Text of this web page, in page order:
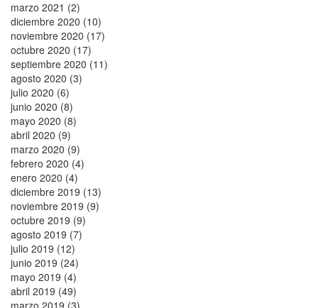
marzo 2021 (2)
diciembre 2020 (10)
noviembre 2020 (17)
octubre 2020 (17)
septiembre 2020 (11)
agosto 2020 (3)
julio 2020 (6)
junio 2020 (8)
mayo 2020 (8)
abril 2020 (9)
marzo 2020 (9)
febrero 2020 (4)
enero 2020 (4)
diciembre 2019 (13)
noviembre 2019 (9)
octubre 2019 (9)
agosto 2019 (7)
julio 2019 (12)
junio 2019 (24)
mayo 2019 (4)
abril 2019 (49)
marzo 2019 (3)